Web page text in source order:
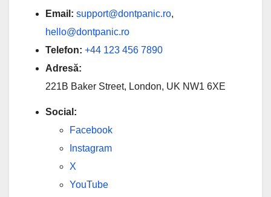
Email: support@dontpanic.ro,
hello@dontpanic.ro
Telefon: +44 123 456 7890
Adresă:
221B Baker Street, London, UK NW1 6XE
Social:
Facebook
Instagram
X
YouTube